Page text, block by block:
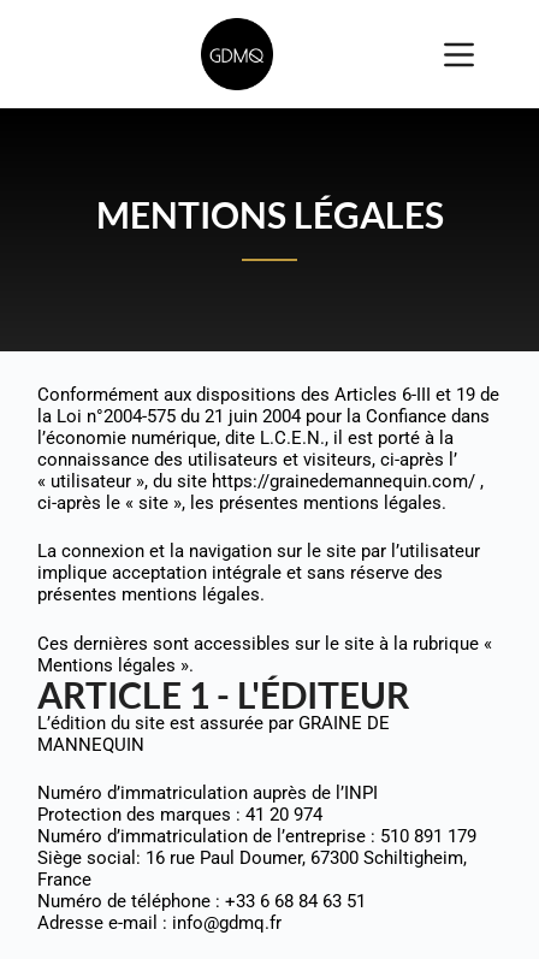
MENTIONS LÉGALES
Conformément aux dispositions des Articles 6-III et 19 de
la Loi n°2004-575 du 21 juin 2004 pour la Confiance dans
l’économie numérique, dite L.C.E.N., il est porté à la
connaissance des utilisateurs et visiteurs, ci-après l’
« utilisateur », du site https://grainedemannequin.com/ ,
ci-après le « site », les présentes mentions légales.
La connexion et la navigation sur le site par l’utilisateur
implique acceptation intégrale et sans réserve des
présentes mentions légales.
Ces dernières sont accessibles sur le site à la rubrique «
Mentions légales ».
ARTICLE 1 - L'ÉDITEUR
L’édition du site est assurée par GRAINE DE
MANNEQUIN
Numéro d’immatriculation auprès de l’INPI
Protection des marques : 41 20 974
Numéro d’immatriculation de l’entreprise : 510 891 179
Siège social: 16 rue Paul Doumer, 67300 Schiltigheim,
France
Numéro de téléphone : +33 6 68 84 63 51
Adresse e-mail : info@gdmq.fr